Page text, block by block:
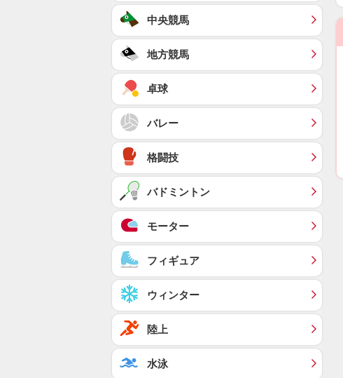
中央競馬
地方競馬
卓球
バレー
格闘技
バドミントン
モーター
フィギュア
ウィンター
陸上
水泳